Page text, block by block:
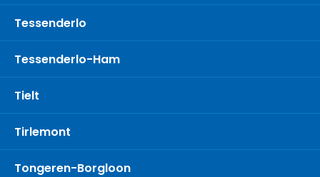
Tessenderlo
Tessenderlo-Ham
Tielt
Tirlemont
Tongeren-Borgloon